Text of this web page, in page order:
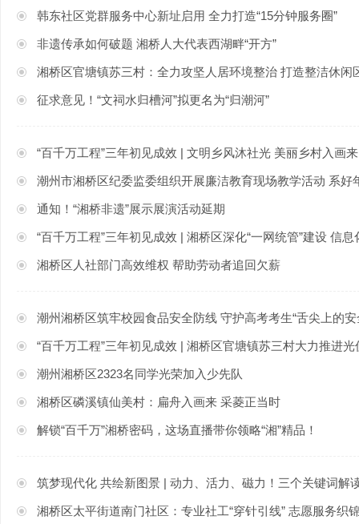
韩东社区党群服务中心新址启用 全力打造“15分钟服务圈”
非遗传承如何破题 湘桥人大代表西湖畔“开方”
湘桥区官塘镇苏三村：全力攻坚人居环境整治 打造整洁休闲
征求意见！“文祠水归槽河”拟更名为“归潮河”
“百千万工程”三年初见成效 | 文明乡风沐社光 美丽乡村入画来
潮州市湘桥区纪委监委组织开展廉洁教育现场教学活动 系好
通知！“湘桥非遗”展示展演活动延期
“百千万工程”三年初见成效 | 湘桥区深化“一网统管”建设 信
湘桥区人社部门高效维权 帮助劳动者追回欠薪
潮州湘桥区筑牢校园食品安全防线 守护高考考生“舌尖上的安
“百千万工程”三年初见成效 | 湘桥区官塘镇苏三村大力推进光伏项目建
潮州湘桥区2323名同学光荣加入少先队
湘桥区磷溪镇仙美村：扁舟入画来 采菱正当时
解锁“百千万”湘桥密码，这场直播带你领略“湘”精品！
筑梦现代化 共绘新图景 | 动力、活力、磁力！三个关键词解
湘桥区太平街道南门社区：专业社工“穿针引线” 志愿服务织